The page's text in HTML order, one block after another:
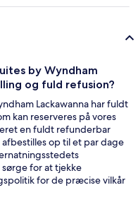
by Wyndham
og fuld refusion?
Lackawanna har fuldt
kan reserveres på vores
en fuldt refunderbar
op til et par dage
for at tjekke
for de præcise vilkår